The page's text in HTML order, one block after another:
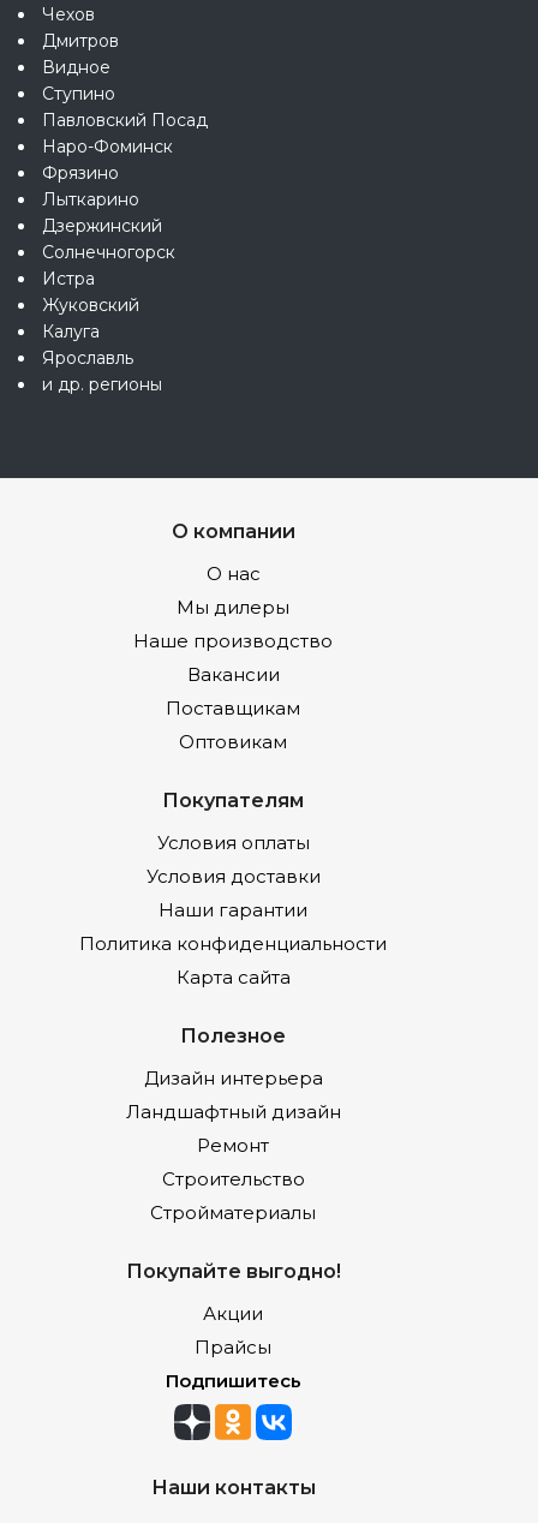
Чехов
Дмитров
Видное
Ступино
Павловский Посад
Наро-Фоминск
Фрязино
Лыткарино
Дзержинский
Солнечногорск
Истра
Жуковский
Калуга
Ярославль
и др. регионы
О компании
О нас
Мы дилеры
Наше производство
Вакансии
Поставщикам
Оптовикам
Покупателям
Условия оплаты
Условия доставки
Наши гарантии
Политика конфиденциальности
Карта сайта
Полезное
Дизайн интерьера
Ландшафтный дизайн
Ремонт
Строительство
Стройматериалы
Покупайте выгодно!
Акции
Прайсы
Подпишитесь
Наши контакты